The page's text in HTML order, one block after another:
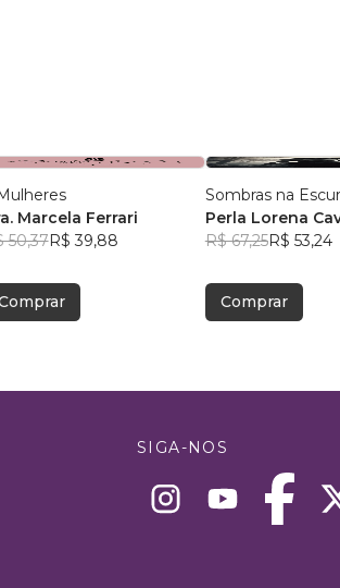
Marcela Ferrari
50,37R$ 39,88
Sombras na
Perla Lorena
Moreira
R$ 67,25R$ 53,24
Comprar
SIGA-NOS